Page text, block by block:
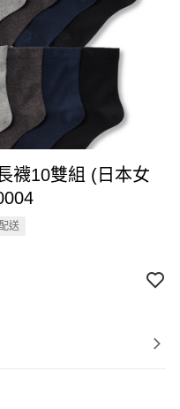
襪10雙組 (日本女
送